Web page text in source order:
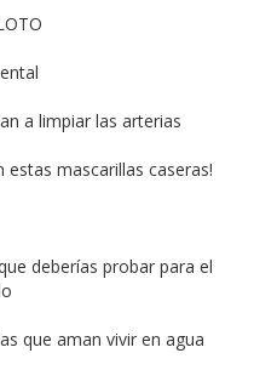
a limpiar las arterias
estas mascarillas caseras!
deberías probar para el
que aman vivir en agua